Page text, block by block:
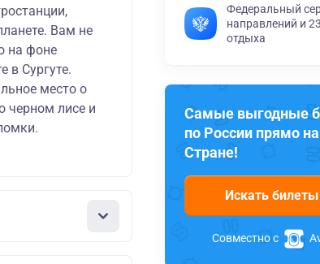
Вам не
на фоне
в Сургуте.
место о
черном лисе и
Федеральный
направлений и
отдыха
Самые выгодные
по России прямо
Стране!
Искать билеты
Совместно с